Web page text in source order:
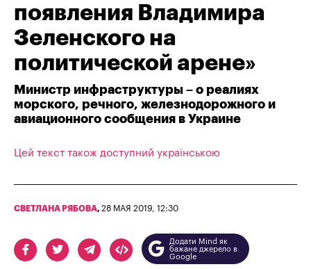
появления Владимира
Зеленского на
политической арене»
Министр инфраструктуры – о реалиях
морского, речного, железнодорожного и
авиационного сообщения в Украине
Цей текст також доступний українською
СВЕТЛАНА РЯБОВА, 28 МАЯ 2019, 12:30
Додати Mind як
бажане джерело в
Google